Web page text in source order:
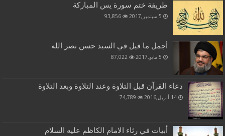
طريقة ختم سورة يس المباركة
5 سبتمبر,2017 93,856
أجمل ما قيل في السيد حسن نصر الله
5 مايو,2017 87,022
دعاء القرآن قبل التلاوة وعند التلاوة وبعد التلاوة
14 أبريل,2016 74,789
أبيات في رثاء الامام الكاظم عليه السلام